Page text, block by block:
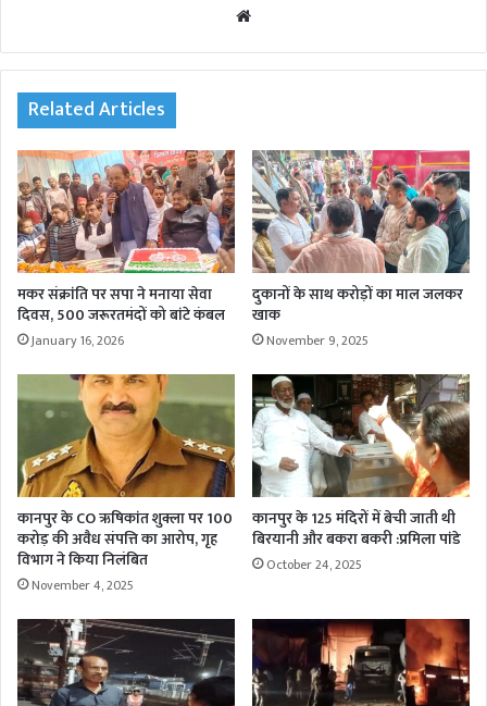
te
Related Articles
मकर संक्रांति पर सपा ने मनाया सेवा
दिवस, 500 जरूरतमंदों को बांटे कंबल
January 16, 2026
दुकानों के साथ करोड़ों का माल जलकर
खाक
November 9, 2025
कानपुर के CO ऋषिकांत शुक्ला पर 100
करोड़ की अवैध संपत्ति का आरोप, गृह
विभाग ने किया निलंबित
November 4, 2025
कानपुर के 125 मंदिरों में बेची जाती थी
बिरयानी और बकरा बकरी :प्रमिला पांडे
October 24, 2025